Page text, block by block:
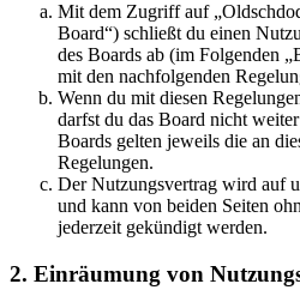
Mit dem Zugriff auf
Board“) schließt du einen
des Boards ab (im Folgenden
mit den nachfolgenden
Wenn du mit diesen
darfst du das Board nicht
Boards gelten jeweils die an
Regelungen.
Der Nutzungsvertrag wird auf
und kann von beiden Seiten
jederzeit gekündigt werden.
2. Einräumung von